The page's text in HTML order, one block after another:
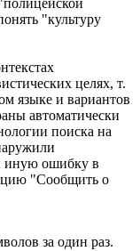
"культуру
целях, т.
языке и вариантов
автоматически
поиска на
иную ошибку в
"Сообщить о
за один раз.